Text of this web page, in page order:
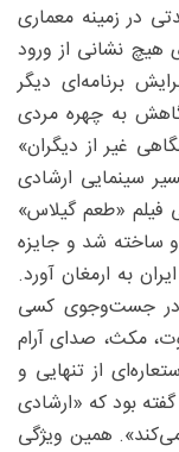
در زمینه معماری
دهه۷۰ خورشیدی هیچ نشانی از ورود
برنامه‌ای دیگر
به چهره مردی
غیر از دیگران»
سینمایی ارشادی
فیلم «طعم گیلاس»
در سال‌۱۳۷۶ با بازی او ساخته شد و جایزه
سینمای ایران به ارمغان آورد.
در جست‌وجوی کسی
مکث، صدای آرام
از تنهایی و
بود که «ارشادی
همین ویژگی